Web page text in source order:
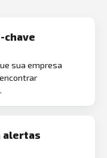
chave
sua empresa
alertas